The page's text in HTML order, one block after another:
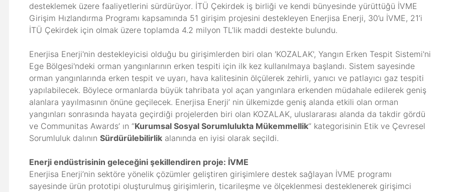
desteklemek üzere faaliyetlerini sürdürüyor. İTÜ Çekirdek iş birliği ve kendi bünyesinde yürüttüğü İVME
Girişim Hızlandırma Programı kapsamında 51 girişim projesini destekleyen Enerjisa Enerji, 30’u İVME, 21’i
İTÜ Çekirdek için olmak üzere toplamda 4.2 milyon TL’lik maddi destekte bulundu.
Enerjisa Enerji'nin destekleyicisi olduğu bu girişimlerden biri olan 'KOZALAK', Yangın Erken Tespit Sistemi'ni
Ege Bölgesi'ndeki orman yangınlarının erken tespiti için ilk kez kullanılmaya başlandı. Sistem sayesinde
orman yangınlarında erken tespit ve uyarı, hava kalitesinin ölçülerek zehirli, yanıcı ve patlayıcı gaz tespiti
yapılabilecek. Böylece ormanlarda büyük tahribata yol açan yangınlara erkenden müdahale edilerek geniş
alanlara yayılmasının önüne geçilecek. Enerjisa Enerji’ nin ülkemizde geniş alanda etkili olan orman
yangınları sonrasında hayata geçirdiği projelerden biri olan KOZALAK, uluslararası alanda da takdir gördü
ve Communitas Awards’ ın ‘’Kurumsal Sosyal Sorumlulukta Mükemmellik‘’ kategorisinin Etik ve Çevresel
Sorumluluk dalının Sürdürülebilirlik alanında en iyisi olarak seçildi.
Enerji endüstrisinin geleceğini şekillendiren proje: İVME
Enerjisa Enerji’nin sektöre yönelik çözümler geliştiren girişimlere destek sağlayan İVME programı
sayesinde ürün prototipi oluşturulmuş girişimlerin, ticarileşme ve ölçeklenmesi desteklenerek girişimci